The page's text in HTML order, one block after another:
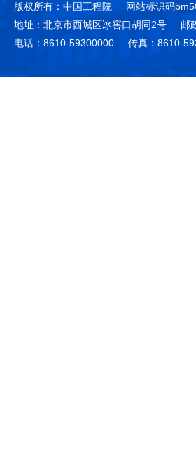
版权所有：中国工程院 网站标识码
地址：北京市西城区冰窖口胡同2号
邮
电话：8610-59300000
传真：8610-